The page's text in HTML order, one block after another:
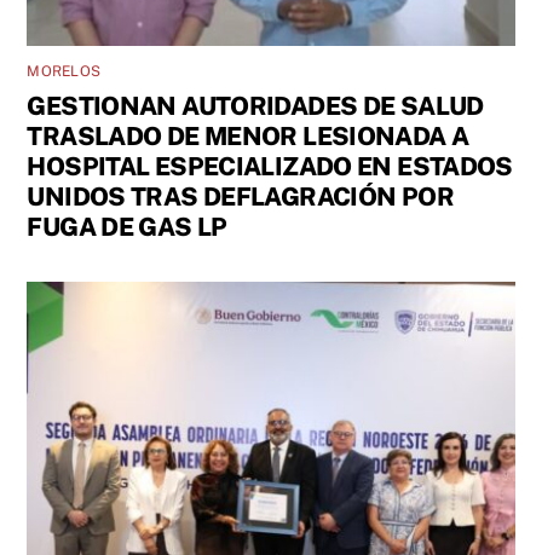
MORELOS
GESTIONAN AUTORIDADES DE SALUD
TRASLADO DE MENOR LESIONADA A
HOSPITAL ESPECIALIZADO EN ESTADOS
UNIDOS TRAS DEFLAGRACIÓN POR
FUGA DE GAS LP